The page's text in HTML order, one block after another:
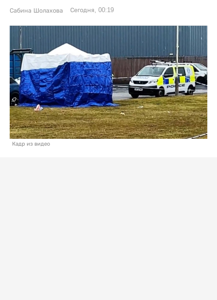
Сабина Шолахова Сегодня, 00:19
Кадр из видео